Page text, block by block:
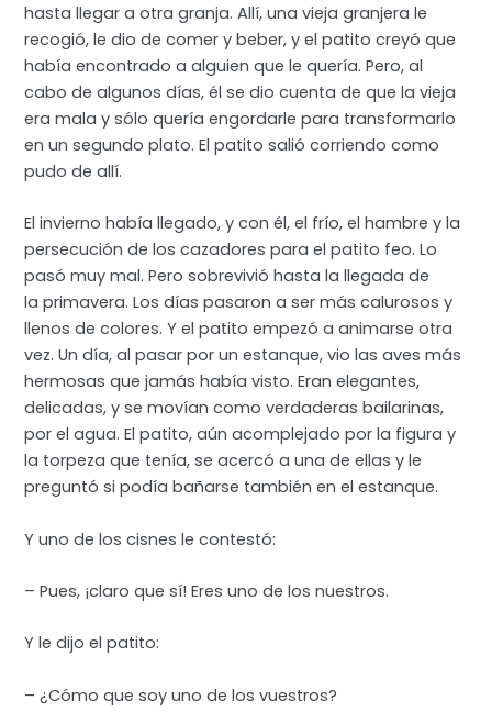
hasta llegar a otra granja. Allí, una vieja granjera le
recogió, le dio de comer y beber, y el patito creyó que
había encontrado a alguien que le quería. Pero, al
cabo de algunos días, él se dio cuenta de que la vieja
era mala y sólo quería engordarle para transformarlo
en un segundo plato. El patito salió corriendo como
pudo de allí.
El invierno había llegado, y con él, el frío, el hambre y la
persecución de los cazadores para el patito feo. Lo
pasó muy mal. Pero sobrevivió hasta la llegada de
la primavera. Los días pasaron a ser más calurosos y
llenos de colores. Y el patito empezó a animarse otra
vez. Un día, al pasar por un estanque, vio las aves más
hermosas que jamás había visto. Eran elegantes,
delicadas, y se movían como verdaderas bailarinas,
por el agua. El patito, aún acomplejado por la figura y
la torpeza que tenía, se acercó a una de ellas y le
preguntó si podía bañarse también en el estanque.
Y uno de los cisnes le contestó:
– Pues, ¡claro que sí! Eres uno de los nuestros.
Y le dijo el patito:
– ¿Cómo que soy uno de los vuestros?